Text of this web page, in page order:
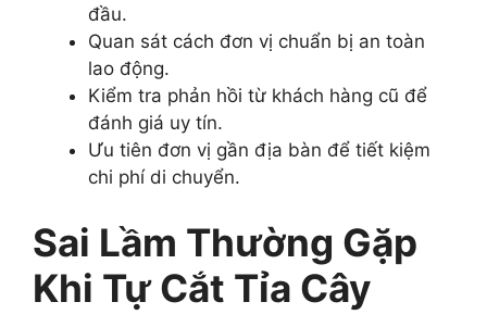
đầu.
Quan sát cách đơn vị chuẩn bị an toàn
lao động.
Kiểm tra phản hồi từ khách hàng cũ để
đánh giá uy tín.
Ưu tiên đơn vị gần địa bàn để tiết kiệm
chi phí di chuyển.
Sai Lầm Thường Gặp
Khi Tự Cắt Tỉa Cây